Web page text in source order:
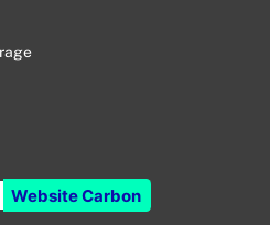
Website Carbon